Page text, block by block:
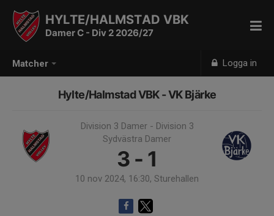
Matcher Logga in
HYLTE/HALMSTAD VBK
Damer C - Div 2 2026/27
Hylte/Halmstad VBK - VK Bjärke
Division 3 Damer - Division 3
Sydvästra Damer
3 - 1
10 nov 2024, 16:30, Sturehallen